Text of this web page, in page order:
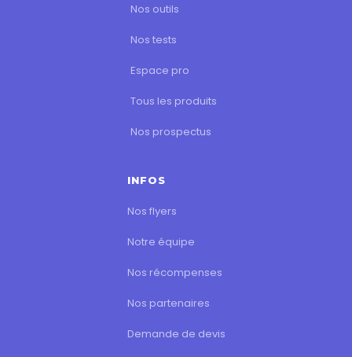
Nos outils
Nos tests
Espace pro
Tous les produits
Nos prospectus
INFOS
Nos flyers
Notre équipe
Nos récompenses
Nos partenaires
Demande de devis